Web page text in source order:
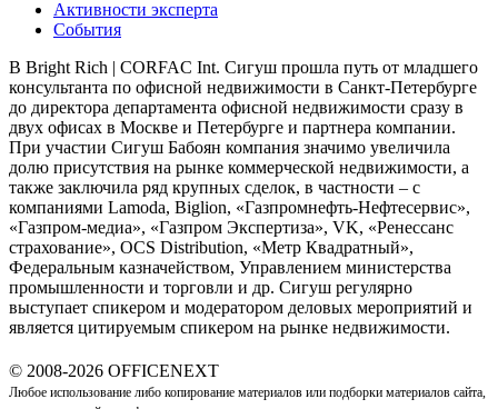
Активности эксперта
События
В Bright Rich | CORFAC Int. Сигуш прошла путь от младшего
консультанта по офисной недвижимости в Санкт-Петербурге
до директора департамента офисной недвижимости сразу в
двух офисах в Москве и Петербурге и партнера компании.
При участии Сигуш Бабоян компания значимо увеличила
долю присутствия на рынке коммерческой недвижимости, а
также заключила ряд крупных сделок, в частности – с
компаниями Lamoda, Biglion, «Газпромнефть-Нефтесервис»,
«Газпром-медиа», «Газпром Экспертиза», VK, «Ренессанс
страхование», OCS Distribution, «Метр Квадратный»,
Федеральным казначейством, Управлением министерства
промышленности и торговли и др. Сигуш регулярно
выступает спикером и модератором деловых мероприятий и
является цитируемым спикером на рынке недвижимости.
© 2008-2026 OFFICENEXT
Любое использование либо копирование материалов или подборки материалов сайта,